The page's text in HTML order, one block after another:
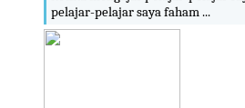
pelajar-pelajar saya faham ...